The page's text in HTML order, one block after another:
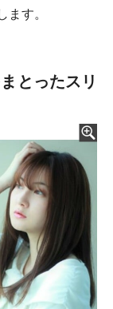
す。
とったスリ